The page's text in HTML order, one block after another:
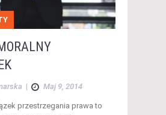
| Maj 9, 2014
przestrzegania prawa to